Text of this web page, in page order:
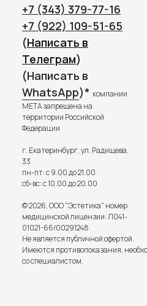
+7 (343) 379-77-16
+7 (922) 109-51-65
(Написать в
Телеграм)
(Написать в
WhatsApp)* компании
META запрещена на
территории Российской
Федерации
г. Екатеринбург, ул. Радищева,
33
пн-пт: с 9.00 до 21.00
сб-вс: с 10.00 до 20.00
© 2026, ООО "Эстетика" номер
медицинской лицензии: Л041-
01021-66/00291248
Не является публичной офертой.
Имеются противопоказания,
со специалистом.